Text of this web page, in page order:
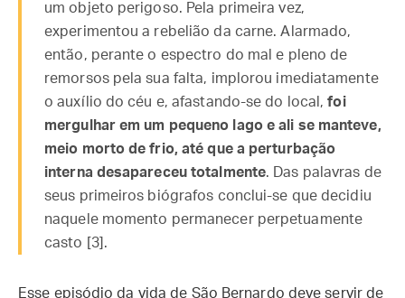
um objeto perigoso. Pela primeira vez,
experimentou a rebelião da carne. Alarmado,
então, perante o espectro do mal e pleno de
remorsos pela sua falta, implorou imediatamente
o auxílio do céu e, afastando-se do local,foi
mergulhar em um pequeno lago e ali se manteve,
meio morto de frio, até que a perturbação
interna desapareceu totalmente. Das palavras de
seus primeiros biógrafos conclui-se que decidiu
naquele momento permanecer perpetuamente
casto [3].
Esse episódio da vida de São Bernardo deve servir de